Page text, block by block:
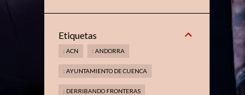
Etiquetas
: ACN : ANDORRA
: AYUNTAMIENTO DE CUENCA
: DERRIBANDO FRONTERAS